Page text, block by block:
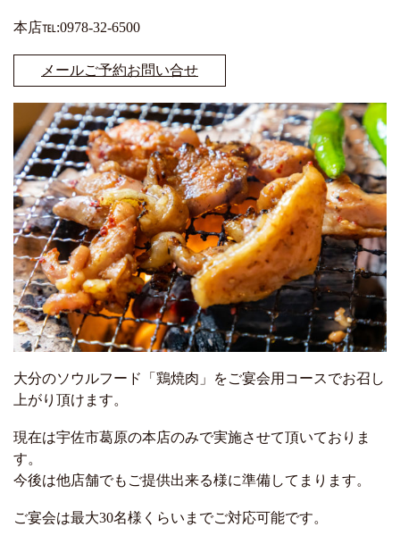
本店℡:0978-32-6500
メールご予約お問い合せ
大分のソウルフード「鶏焼肉」をご宴会用コースでお召し
上がり頂けます。
現在は宇佐市葛原の本店のみで実施させて頂いておりま
す。
今後は他店舗でもご提供出来る様に準備してまります。
ご宴会は最大30名様くらいまでご対応可能です。